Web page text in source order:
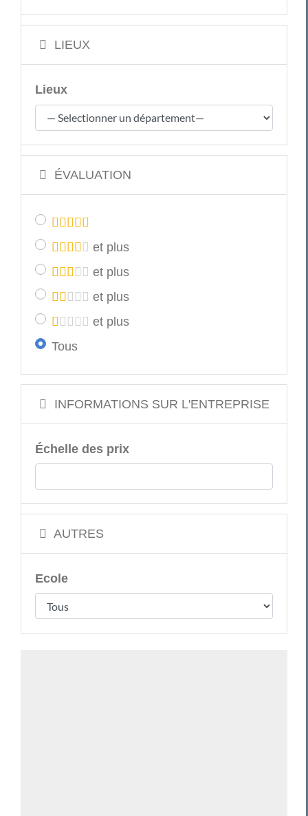
LIEUX
Lieux
ÉVALUATION
et plus
et plus
et plus
et plus
Tous
INFORMATIONS SUR L'ENTREPRISE
Échelle des prix
AUTRES
Ecole